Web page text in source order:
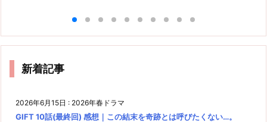
新着記事
2026年6月15日 : 2026年春ドラマ
GIFT 10話(最終回) 感想｜この結末を奇跡とは呼びたくない…。